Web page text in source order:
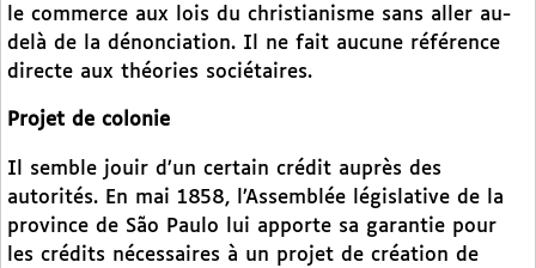
le commerce aux lois du christianisme sans aller au-
delà de la dénonciation. Il ne fait aucune référence
directe aux théories sociétaires.
Projet de colonie
Il semble jouir d’un certain crédit auprès des
autorités. En mai 1858, l’Assemblée législative de la
province de São Paulo lui apporte sa garantie pour
les crédits nécessaires à un projet de création de